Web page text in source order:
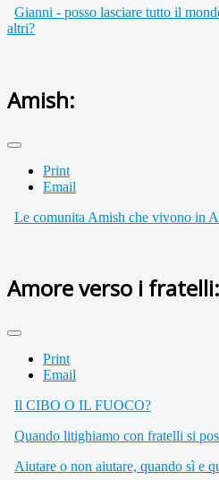
Gianni - posso lasciare tutto il
altri?
Amish:
Print
Email
Le comunita Amish che vivono in
Amore verso i fratelli:
Print
Email
Il CIBO O IL FUOCO?
Quando litighiamo con fratelli si
Aiutare o non aiutare, quando sì e